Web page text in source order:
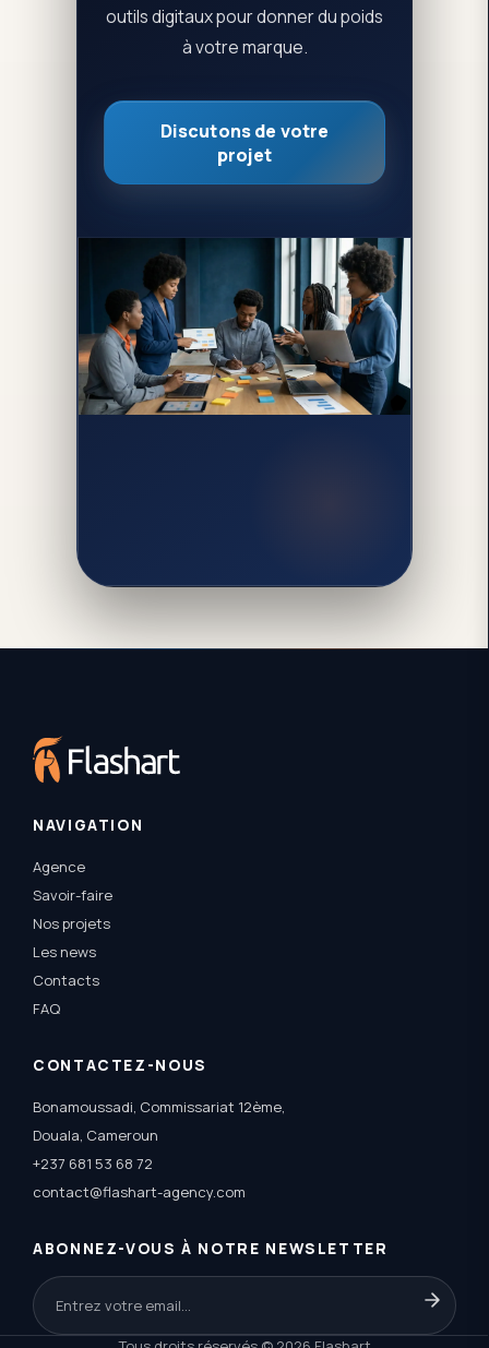
outils digitaux pour donner du poids
à votre marque.
Discutons de votre
projet
NAVIGATION
Agence
Savoir-faire
Nos projets
Les news
Contacts
FAQ
CONTACTEZ-NOUS
Bonamoussadi, Commissariat 12ème,
Douala, Cameroun
+237 681 53 68 72
contact@flashart-agency.com
ABONNEZ-VOUS À NOTRE NEWSLETTER